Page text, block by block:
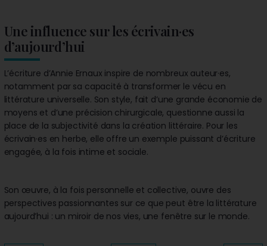
Une influence sur les écrivain·es
d’aujourd’hui
L’écriture d’Annie Ernaux inspire de nombreux auteur·es,
notamment par sa capacité à transformer le vécu en
littérature universelle. Son style, fait d’une grande économie de
moyens et d’une précision chirurgicale, questionne aussi la
place de la subjectivité dans la création littéraire. Pour les
écrivain·es en herbe, elle offre un exemple puissant d’écriture
engagée, à la fois intime et sociale.
Son œuvre, à la fois personnelle et collective, ouvre des
perspectives passionnantes sur ce que peut être la littérature
aujourd’hui : un miroir de nos vies, une fenêtre sur le monde.